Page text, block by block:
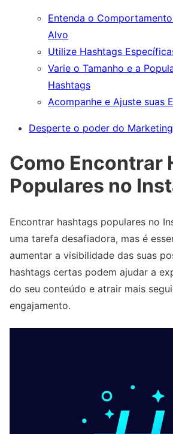
Entenda o
Alvo
Utilize Hashtags
Varie o Tamanho e a
Hashtags
Acompanhe e Ajuste suas
Desperte o poder do
Como Encontrar
Populares no
Encontrar hashtags populares no
uma tarefa desafiadora, mas é
aumentar a visibilidade das suas
hashtags certas podem ajudar a
do seu conteúdo e atrair mais
engajamento.